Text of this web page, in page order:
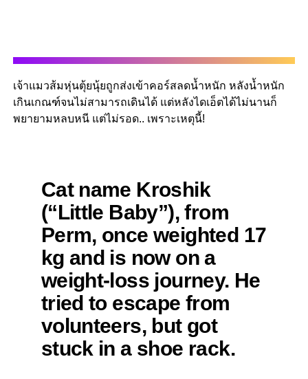
เจ้าแมวส้มหุ่นตุ้ยนุ้ยถูกส่งเข้าคอร์สลดน้ำหนัก หลังน้ำหนัก
เกินเกณฑ์จนไม่สามารถเดินได้ แต่หลังไดเอ็ตได้ไม่นานก็
พยายามหลบหนี แต่ไม่รอด.. เพราะเหตุนี้!
Cat name Kroshik
(“Little Baby”), from
Perm, once weighted 17
kg and is now on a
weight-loss journey. He
tried to escape from
volunteers, but got
stuck in a shoe rack.